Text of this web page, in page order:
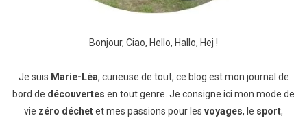
Bonjour, Ciao, Hello, Hallo, Hej !
Je suis Marie-Léa, curieuse de tout, ce blog est mon journal de
bord de découvertes en tout genre. Je consigne ici mon mode de
vie zéro déchetet mes passions pour les voyages, le sport,